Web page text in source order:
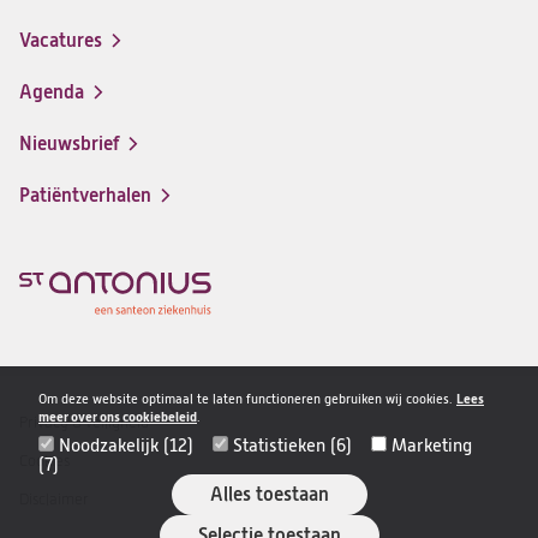
Om deze website optimaal te laten functioneren gebruiken wij cookies. Lees
meer over ons cookiebeleid.
Noodzakelijk (12) Statistieken (6)
Marketing
(7)
Alles toestaan
in
nieuwe
Vacatures
(opent
in
nieuwe
Agenda
Nieuwsbrief
Patiëntverhalen
Disclaimer
navigatie
Privacy & veiligheid
Cookies